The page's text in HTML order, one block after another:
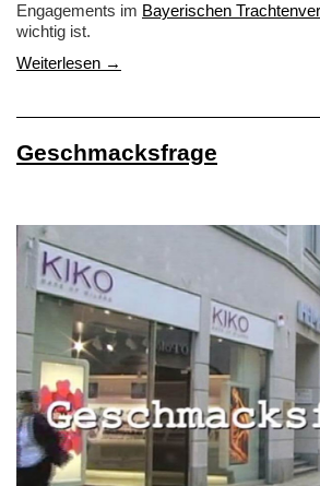
Engagements im Bayerischen
wichtig ist.
Weiterlesen →
Geschmacksfrage